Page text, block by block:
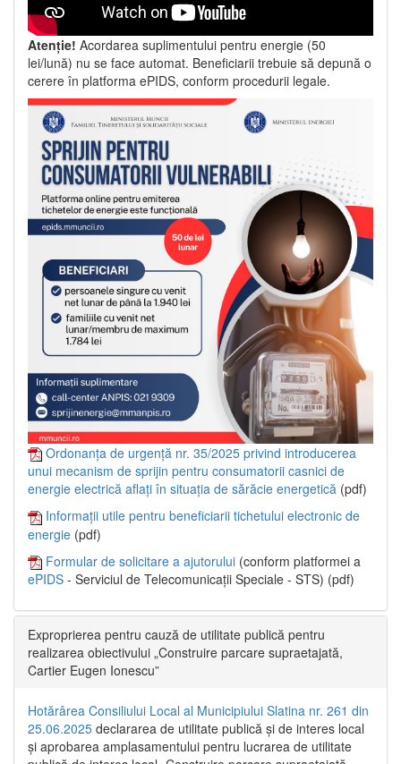
Atenție! Acordarea suplimentului pentru energie (50
lei/lună) nu se face automat. Beneficiarii trebuie să depună o
cerere în platforma ePIDS, conform procedurii legale.
Ordonanța de urgență nr. 35/2025 privind introducerea
unui mecanism de sprijin pentru consumatorii casnici de
energie electrică aflați în situația de sărăcie energetică (pdf)
Informații utile pentru beneficiarii tichetului electronic de
energie (pdf)
Formular de solicitare a ajutorului (conform platformei a
ePIDS - Serviciul de Telecomunicații Speciale - STS) (pdf)
Exproprierea pentru cauză de utilitate publică pentru
realizarea obiectivului „Construire parcare supraetajată,
Cartier Eugen Ionescu”
Hotărârea Consiliului Local al Municipiului Slatina nr. 261 din
25.06.2025 declararea de utilitate publică și de interes local
și aprobarea amplasamentului pentru lucrarea de utilitate